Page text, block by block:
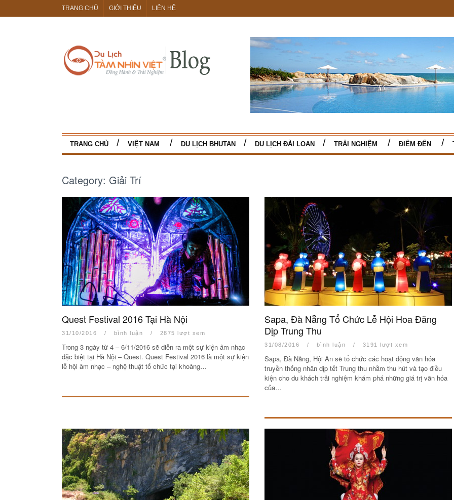
TRANG CHỦ GIỚI THIỆU LIÊN HỆ
TRANG CHỦ VIỆT NAM DU LỊCH BHUTAN DU LỊCH ĐÀI LOAN TRẢI NGHIỆM ĐIỂM ĐẾN
Category: Giải Trí
Quest Festival 2016 Tại Hà Nội
31/10/2016 / bình luận / 2875 lượt xem
Trong 3 ngày từ 4 – 6/11/2016 sẽ diễn ra một sự kiện âm nhạc
đặc biệt tại Hà Nội – Quest. Quest Festival 2016 là một sự kiện
lễ hội âm nhạc – nghệ thuật tổ chức tại khoảng…
Sapa, Đà Nẵng Tổ Chức Lễ Hội Hoa Đăng
Dịp Trung Thu
31/08/2016 / bình luận / 3191 lượt xem
Sapa, Đà Nẵng, Hội An sẽ tổ chức các hoạt động văn hóa
truyền thống nhân dịp tết Trung thu nhằm thu hút và tạo điều
kiện cho du khách trải nghiệm khám phá những giá trị văn hóa
của…